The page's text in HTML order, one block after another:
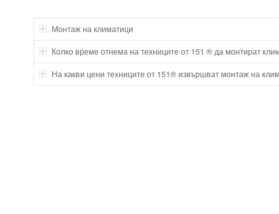
Монтаж на климатици
Колко време отнема на техниците от 151 ® да монтират
На какви цени техниците от 151® извършват монтаж на